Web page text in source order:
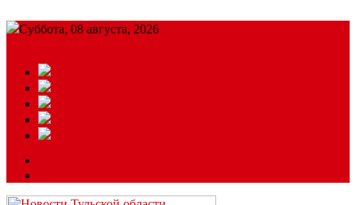
Суббота, 08 августа, 2026